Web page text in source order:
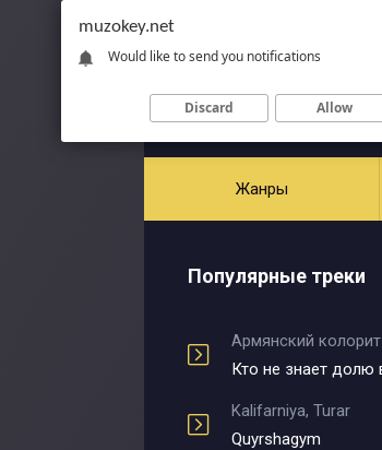
Жанры
Популярные треки
Армянский колорит
Kalifarniya, Turar
Quyrshagym
muzokey.net
Would like to send you notifications
Discard Allow